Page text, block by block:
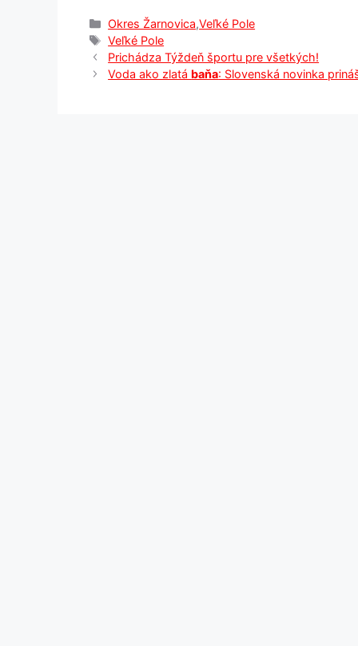
Kategórie
Okres Žarnovica,Veľké Pole
Značky
Veľké Pole
Prichádza Týždeň športu pre všetkých!
Voda ako zlatá baňa: Slovenská novinka